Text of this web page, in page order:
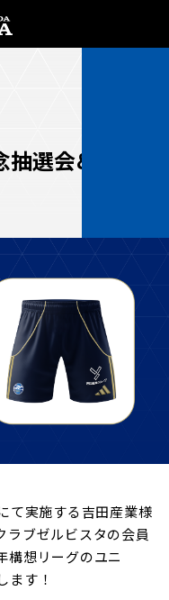
選会＆イベ
て実施する吉田産業様
ラブゼルビスタの会員
構想リーグのユニ
ます！